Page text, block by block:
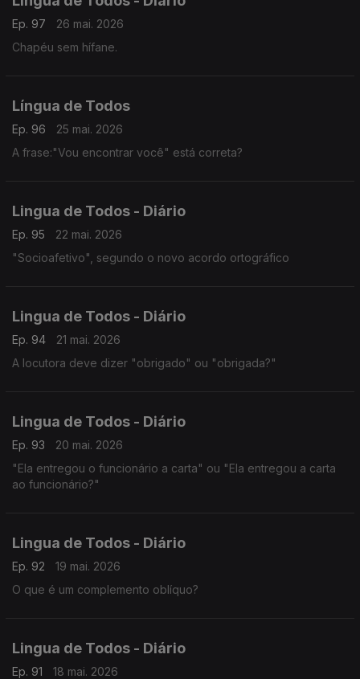
Ep. 97
26 mai. 2026
Chapéu sem hífane.
Língua de Todos
Ep. 96
25 mai. 2026
A frase:"Vou encontrar você" está correta?
Lingua de Todos - Diário
Ep. 95
22 mai. 2026
"Socioafetivo", segundo o novo acordo ortográfico
Lingua de Todos - Diário
Ep. 94
21 mai. 2026
A locutora deve dizer "obrigado" ou "obrigada?"
Lingua de Todos - Diário
Ep. 93
20 mai. 2026
"Ela entregou o funcionário a carta" ou "Ela entregou a carta
ao funcionário?"
Lingua de Todos - Diário
Ep. 92
19 mai. 2026
O que é um complemento oblíquo?
Lingua de Todos - Diário
Ep. 91
18 mai. 2026